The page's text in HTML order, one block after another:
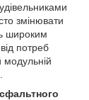
змінювати
широким
потреб
модульній